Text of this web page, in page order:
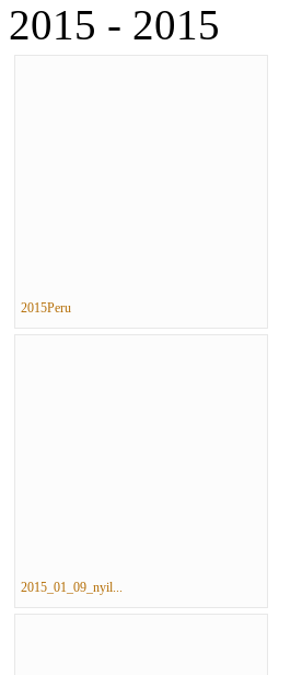
2015 - 2015
2015Peru
2015_01_09_nyil...